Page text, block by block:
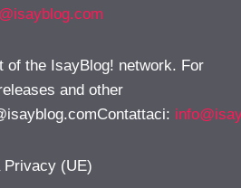
of the IsayBlog! network. For
and other
:
Privacy (UE)